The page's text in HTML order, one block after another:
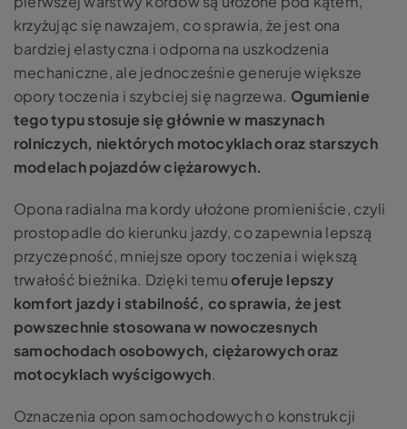
krzyżując się nawzajem, co sprawia, że jest ona
bardziej elastyczna i odporna na uszkodzenia
mechaniczne, ale jednocześnie generuje większe
opory toczenia i szybciej się nagrzewa. Ogumienie
tego typu stosuje się głównie w maszynach
rolniczych, niektórych motocyklach oraz starszych
modelach pojazdów ciężarowych.
Opona radialna ma kordy ułożone promieniście, czyli
prostopadle do kierunku jazdy, co zapewnia lepszą
przyczepność, mniejsze opory toczenia i większą
trwałość bieżnika. Dzięki temuoferuje lepszy
komfort jazdy i stabilność, co sprawia, że jest
powszechnie stosowana w nowoczesnych
samochodach osobowych, ciężarowych oraz
motocyklach wyścigowych.
Oznaczenia opon samochodowych o konstrukcji